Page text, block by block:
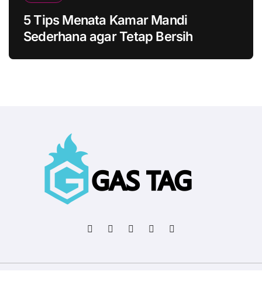
5 Tips Menata Kamar Mandi
Sederhana agar Tetap Bersih